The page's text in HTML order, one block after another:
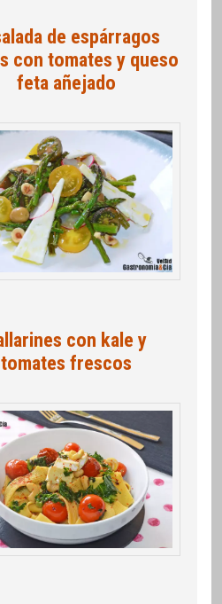
de espárragos
con tomates y queso
feta añejado
con kale y
tomates frescos